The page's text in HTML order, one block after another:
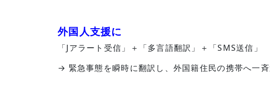
外国人支援に
「Jアラート受信」＋「多言語翻訳」＋「SMS送信」
→ 緊急事態を瞬時に翻訳し、外国籍住民の携帯へ一